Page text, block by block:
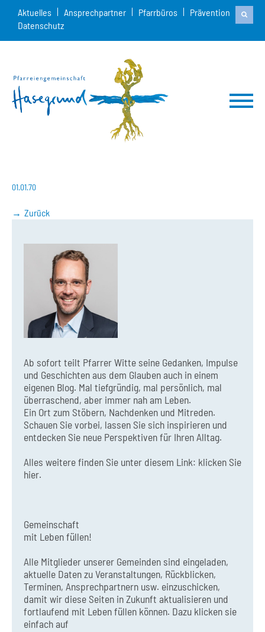
Aktuelles Ansprechpartner Pfarrbüros
Prävention
Datenschutz
01.01.70
Zurück
Ab sofort teilt Pfarrer Witte seine Gedanken, Impulse
und Geschichten aus dem Glauben auch in einem
eigenen Blog. Mal tiefgründig, mal persönlich, mal
überraschend, aber immer nah am Leben.
Ein Ort zum Stöbern, Nachdenken und Mitreden.
Schauen Sie vorbei, lassen Sie sich inspirieren und
entdecken Sie neue Perspektiven für Ihren Alltag.
Alles weitere finden Sie unter diesem Link: klicken Sie
hier.
Gemeinschaft
mit Leben füllen!
Alle Mitglieder unserer Gemeinden sind eingeladen,
aktuelle Daten zu Veranstaltungen, Rückblicken,
Terminen, Ansprechpartnern usw. einzuschicken,
damit wir diese Seiten in Zukunft aktualisieren und
fortlaufend mit Leben füllen können. Dazu klicken sie
einfach auf